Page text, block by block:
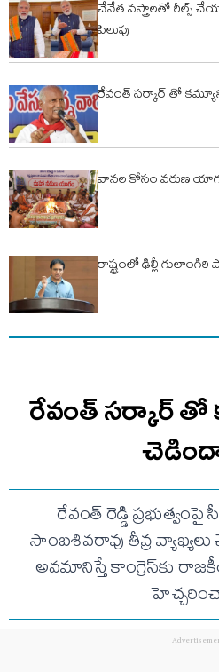
చేనేత వస్త్రాలతో రీల్స్
పిలుపు
రేవంత్ సర్కార్ తో
వానల కోసం వరుణ
రాష్ట్రంలో ఢిల్లీ
రేవంత్ సర్కార్ తో
రేవంత్ రెడ్డి
సాంబశివరావు తీవ్ర వ్యాఖ్యలు
అవమానిస్తే కాంగ్రెస్‌కు